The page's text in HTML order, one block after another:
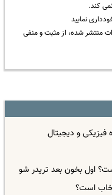
کند.
نمایید
منتشر شده، از مثبت و منفی
فیزیکی و دیجیتال
اول بخون بعد تریدر شو